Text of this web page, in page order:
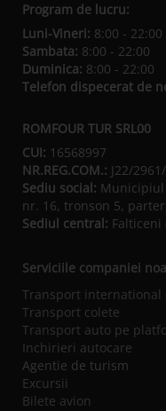
Program de lucru:
Luni-Vineri: 8:00 - 22:00
Sambata: 8:00 - 22:00
Duminica: 8:00 - 22:00
Telefon dispecerat de
ROMFOUR TUR SRL00
CUI: 16568997
NR.REG.COM.: J22/
Sediu social: Municipiul
nr. 16, tronson 5,
Sediul central: Falticeni
Serviciile companiei
Transport international
Transport colete
Transport auto pe
Inchirieri autocare
Agentie de turism
Excursii
Bilete avion